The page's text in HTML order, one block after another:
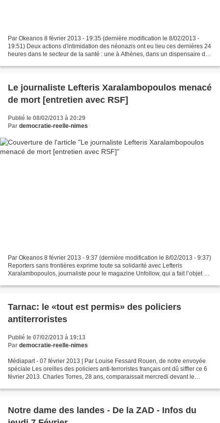
Par Okeanos 8 février 2013 - 19:35 (dernière modification le 8/02/2013 -
19:51) Deux actions d'intimidation des néonazis ont eu lieu ces dernières 24
heures dans le secteur de la santé : une à Athènes, dans un dispensaire de
Le journaliste Lefteris Xaralambopoulos menacé
de mort [entretien avec RSF]
Publié le 08/02/2013 à 20:29
Par democratie-reelle-nimes
Par Okeanos 8 février 2013 - 9:37 (dernière modification le 8/02/2013 - 9:37)
Reporters sans frontières exprime toute sa solidarité avec Lefteris
Xaralambopoulos, journaliste pour le magazine Unfollow, qui a fait l’objet de
Tarnac: le «tout est permis» des policiers
antiterroristes
Publié le 07/02/2013 à 19:13
Par democratie-reelle-nimes
Médiapart - 07 février 2013 | Par Louise Fessard Rouen, de notre envoyée
spéciale Les oreilles des policiers anti-terroristes français ont dû siffler ce 6
février 2013. Charles Torres, 28 ans, comparaissait mercredi devant le
Notre dame des landes - De la ZAD - Infos du